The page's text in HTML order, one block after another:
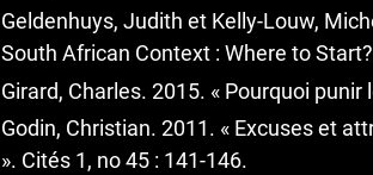
Geldenhuys, Judith et Kelly-Louw,
South African Context : Where to
Girard, Charles. 2015. « Pourquoi
Godin, Christian. 2011. « Excuses et
». Cités 1, no 45 : 141-146.